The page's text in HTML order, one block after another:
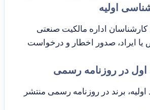
اداره مالکیت صنعتی
ایراد، صدور اخطار و درخواست
برند در روزنامه رسمی منتشر